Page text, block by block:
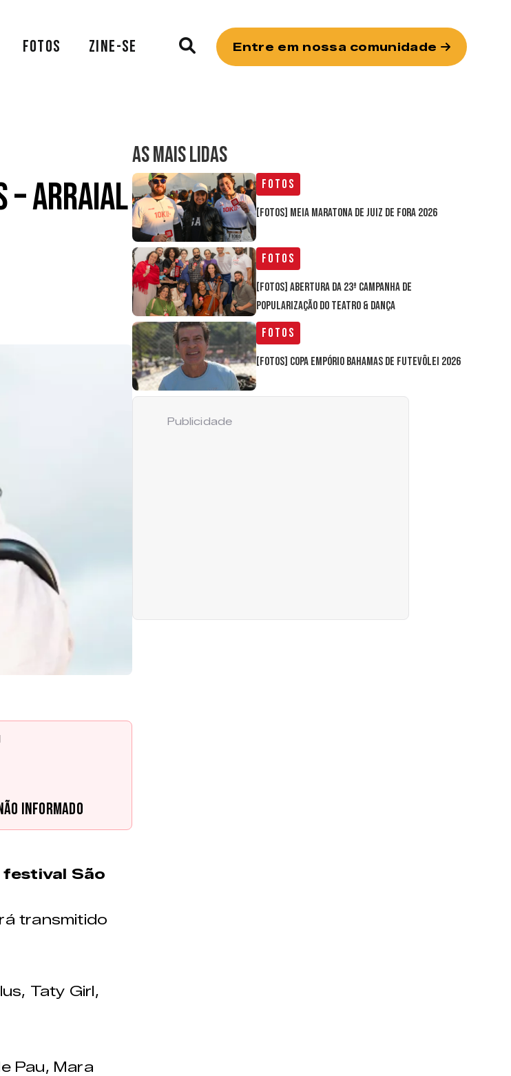
FOTOS ZINE-SE Entre em nossa comunidade
– Arraial
informado
festival São
transmitido
Taty Girl,
Pau, Mara
AS MAIS LIDAS
Fotos
[FOTOS] Meia Maratona de Juiz de Fora 2026
Fotos
[FOTOS] Abertura da 23ª Campanha de
Popularização do Teatro & Dança
Fotos
[FOTOS] Copa Empório Bahamas de Futevôlei 2026
Publicidade